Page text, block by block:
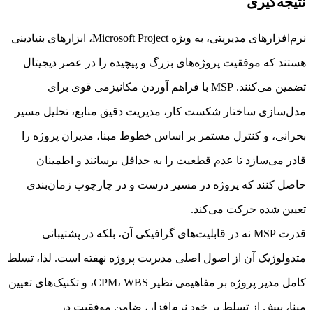
نرم‌افزارهای مدیریتی، به ویژه Microsoft Project، ابزارهای بنیادینی
هستند که موفقیت پروژه‌های بزرگ و پیچیده را در عصر دیجیتال
تضمین می‌کنند. MSP با فراهم آوردن مکانیزمی قوی برای
مدل‌سازی ساختار شکست کار، مدیریت دقیق منابع، تحلیل مسیر
بحرانی، و کنترل مستمر بر اساس خطوط مبنا، مدیران پروژه را
قادر می‌سازد تا عدم قطعیت را به حداقل برسانند و اطمینان
حاصل کنند که پروژه در مسیر درست و در چارچوب زمان‌بندی
تعیین شده حرکت می‌کند.
قدرت MSP نه در قابلیت‌های گرافیکی آن، بلکه در پشتیبانی
متدولوژیک آن از اصول اصلی مدیریت پروژه نهفته است. لذا، تسلط
کامل مدیر پروژه بر مفاهیمی نظیر CPM، WBS، و تکنیک‌های تعیین
مبنا، بیش از تسلط بر خود نرم‌افزار، ضامن موفقیت در